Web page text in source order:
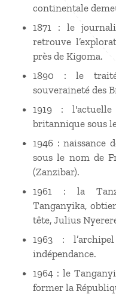
continentale
1871 : le
retrouve
près de Kigoma.
1890 : le traité
souveraineté des
1919 :
britannique sous
1946 : naissance
sous le nom de
(Zanzibar).
1961 : la
Tanganyika,
tête, Julius
1963 :
indépendance.
1964 : le
former la